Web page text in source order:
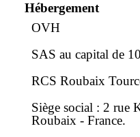
Hébergement
OVH
SAS au capital de
RCS Roubaix
Siège social : 2 rue
Roubaix - France.